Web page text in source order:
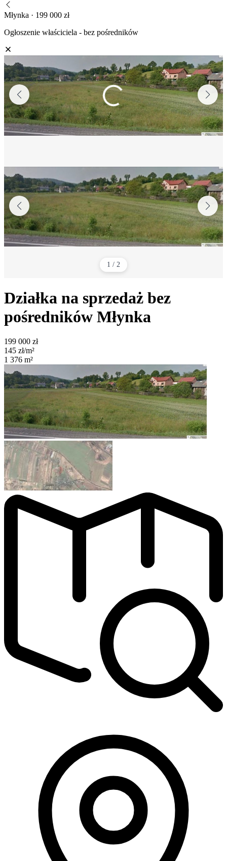
Młynka · 199 000 zł
Ogłoszenie właściciela - bez pośredników
1 / 2
Działka na sprzedaż bez
pośredników Młynka
199 000 zł
145 zł/m²
1 376 m²